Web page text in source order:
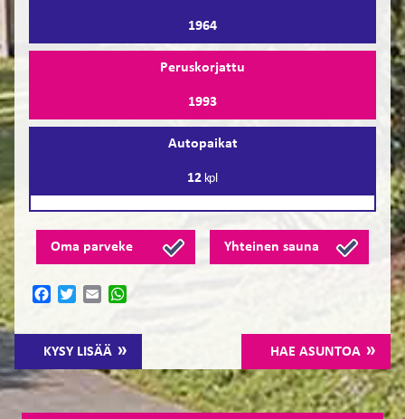
1964
Peruskorjattu
1993
Autopaikat
12kpl
Oma parveke Yhteinen sauna
KYSY LISÄÄ HAE ASUNTOA
FacebookTwitterEmail